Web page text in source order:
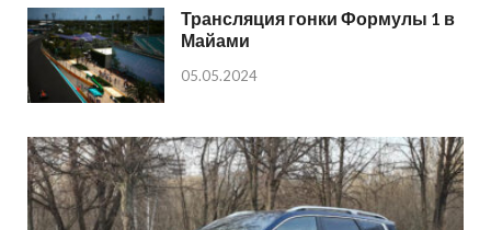
Трансляция гонки Формулы 1 в
Майами
05.05.2024